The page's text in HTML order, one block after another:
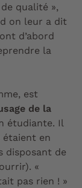
qualité »,
on leur a dit
d’abord
la
est
de la
étudiante. Il
en
disposant de
«
pas rien ! »